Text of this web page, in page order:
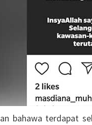
bahawa terdapat